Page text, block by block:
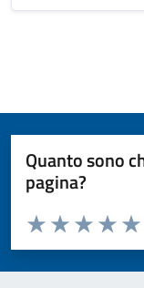
Quanto sono
pagina?
Valuta da 1 a 5 stelle la
Valuta
Valuta 3
Valuta 2 stelle
Valuta 1 stelle su 5